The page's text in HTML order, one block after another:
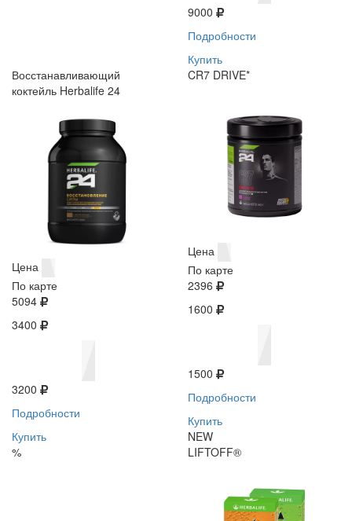
9000
Подробности
Купить
Восстанавливающий
коктейль Herbalife 24
Цена
По карте
5094
3400
3200
Подробности
Купить
%
CR7 DRIVE*
Цена
По карте
2396
1600
1500
Подробности
Купить
NEW
LIFTOFF®